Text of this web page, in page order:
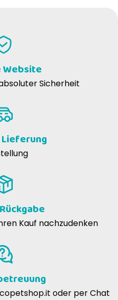
Website
Sicherheit
Kauf nachzudenken
oder per Chat